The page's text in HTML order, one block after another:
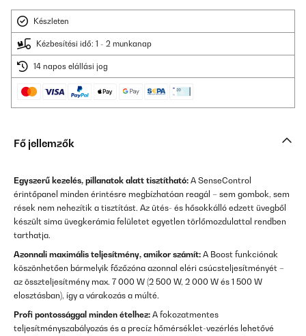
Készleten
Kézbesítési idő: 1 - 2 munkanap
14 napos elállási jog
Fő jellemzők
Egyszerű kezelés, pillanatok alatt tisztítható: A SenseControl
érintőpanel minden érintésre megbízhatóan reagál – sem gombok, sem
rések nem nehezítik a tisztítást. Az ütés- és hősokkálló edzett üvegből
készült sima üvegkerámia felületet egyetlen törlőmozdulattal rendben
tarthatja.
Azonnali maximális teljesítmény, amikor számít: A Boost funkciónak
köszönhetően bármelyik főzőzóna azonnal eléri csúcsteljesítményét –
az összteljesítmény max. 7 000 W (2 500 W, 2 000 W és 1 500 W
elosztásban), így a várakozás a múlté.
Profi pontossággal minden ételhez: A fokozatmentes
teljesítményszabályozás és a precíz hőmérséklet-vezérlés lehetővé